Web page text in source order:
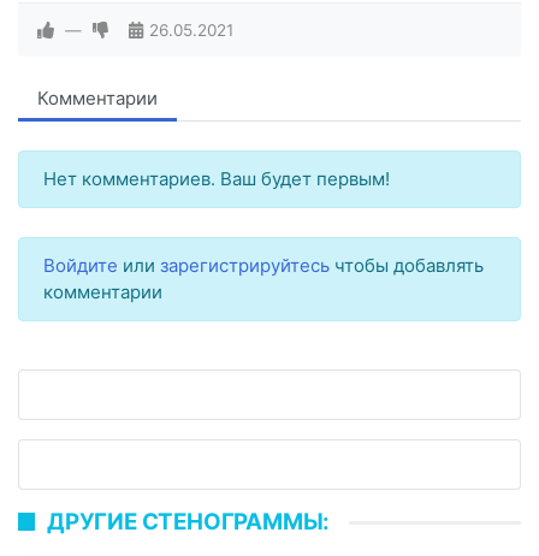
— 26.05.2021
Комментарии
Нет комментариев. Ваш будет первым!
Войдите или зарегистрируйтесь чтобы добавлять
комментарии
ДРУГИЕ СТЕНОГРАММЫ: